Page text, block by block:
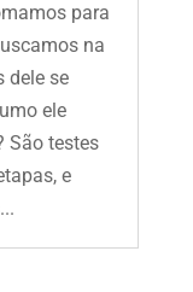
para
na
dele se
ele
São testes
e